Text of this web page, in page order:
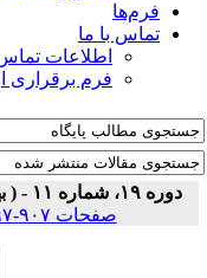
فرم‌ها
تماس با ما
اطلاعات تماس
فرم برقراری
دوره ۱۹، شماره ۱۱ - ( بهمن ۱۴۰۰ )
صفحات ۹۰۷-۸۹۷